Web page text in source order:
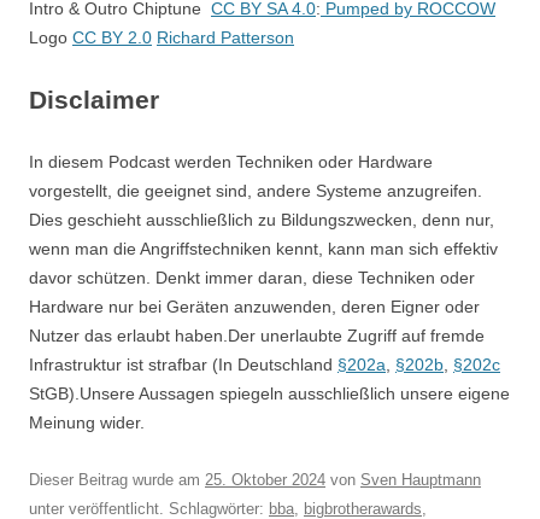
Intro & Outro Chiptune CC BY SA 4.0: Pumped by ROCCOW
Logo CC BY 2.0 Richard Patterson
Disclaimer
In diesem Podcast werden Techniken oder Hardware
vorgestellt, die geeignet sind, andere Systeme anzugreifen.
Dies geschieht ausschließlich zu Bildungszwecken, denn nur,
wenn man die Angriffstechniken kennt, kann man sich effektiv
davor schützen. Denkt immer daran, diese Techniken oder
Hardware nur bei Geräten anzuwenden, deren Eigner oder
Nutzer das erlaubt haben.Der unerlaubte Zugriff auf fremde
Infrastruktur ist strafbar (In Deutschland §202a §202b §202c
StGB).Unsere Aussagen spiegeln ausschließlich unsere eigene
Meinung wider.
Dieser Beitrag wurde am 25. Oktober 2024 von Sven Hauptmann
unter veröffentlicht. Schlagwörter: bba, bigbrotherawards,